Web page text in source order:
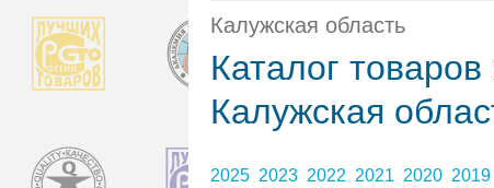
Калужская область
Каталог
Калужская
2025 2023 2022 2021 2020 2019